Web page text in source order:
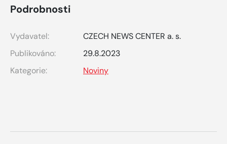
Podrobnosti
Vydavatel:
CZECH NEWS CENTER a. s.
Publikováno:
29.8.2023
Kategorie:
Noviny